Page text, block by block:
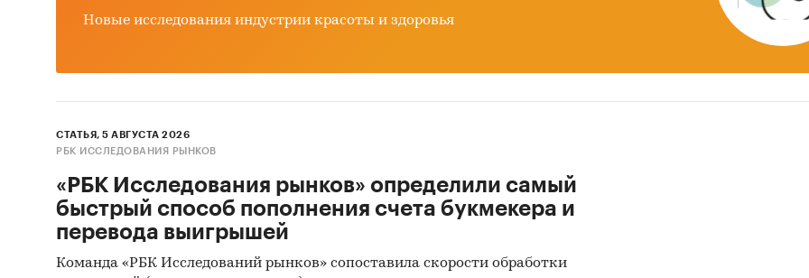
Приведены данные по крупнейшим производителям
экспортеров трамваев. Также представлен рейтинг
крупнейших зарубежных компаний-получателей
российских трамваев и рейтинг крупнейших
Новые исследования индустрии красоты и здоровья
СТАТЬЯ, 5 АВГУСТА 2026
РБК ИССЛЕДОВАНИЯ РЫНКОВ
«РБК Исследования рынков» определили самый
быстрый способ пополнения счета букмекера и
перевода выигрышей
Команда «РБК Исследований рынков» сопоставила скорости обработки